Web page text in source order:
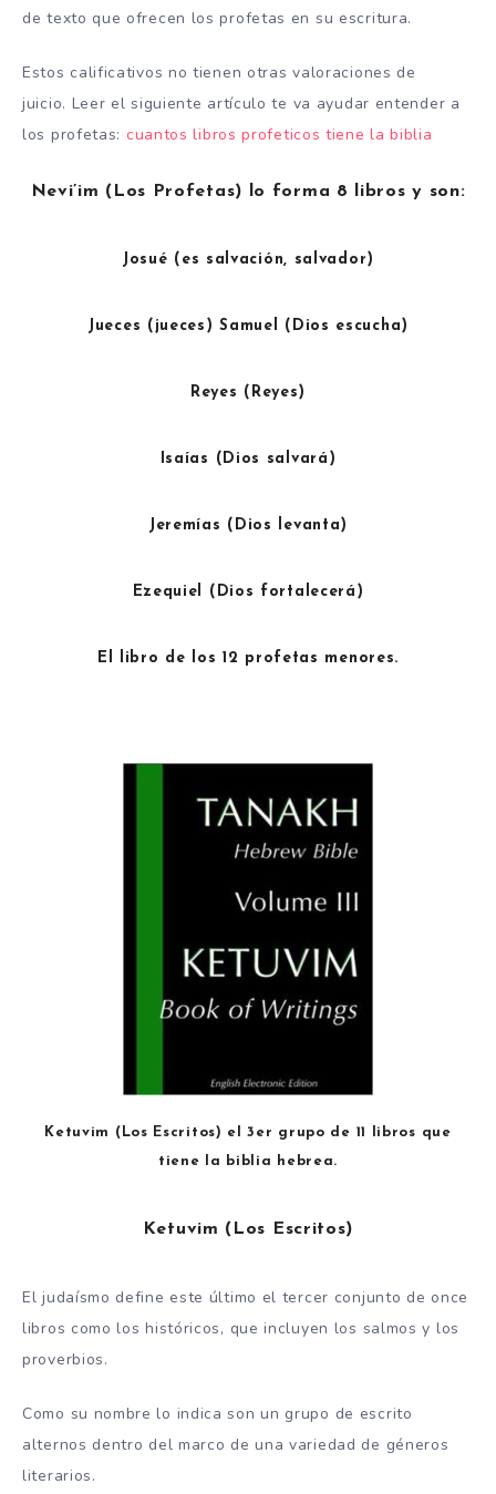
de texto que ofrecen los profetas en su escritura.
Estos calificativos no tienen otras valoraciones de
juicio. Leer el siguiente artículo te va ayudar entender a
los profetas: cuantos libros profeticos tiene la biblia
Nevi’im (Los Profetas) lo forma 8 libros y son:
Josué (es salvación, salvador)
Jueces (jueces) Samuel (Dios escucha)
Reyes (Reyes)
Isaías (Dios salvará)
Jeremías (Dios levanta)
Ezequiel (Dios fortalecerá)
El libro de los 12 profetas menores.
Ketuvim (Los Escritos) el 3er grupo de 11 libros que
tiene la biblia hebrea.
Ketuvim (Los Escritos)
El judaísmo define este último el tercer conjunto de once
libros como los históricos, que incluyen los salmos y los
proverbios.
Como su nombre lo indica son un grupo de escrito
alternos dentro del marco de una variedad de géneros
literarios.